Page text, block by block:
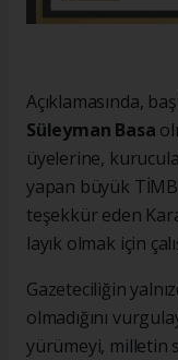
Açıklamasında,
Süleyman Basa
üyelerine,
yapan büyük
teşekkür eden
layık olmak için
Gazeteciliğin
olmadığını
yürümeyi, milletin